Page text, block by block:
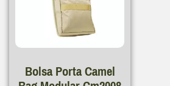
Bolsa Porta Camel